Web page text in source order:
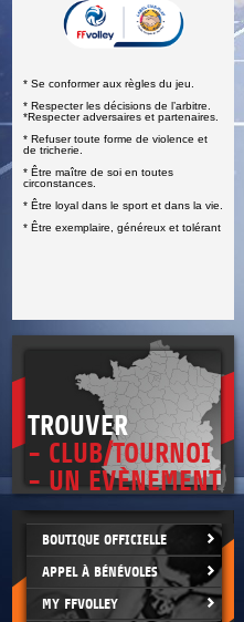
* Se conformer aux règles du jeu.
* Respecter les décisions de l’arbitre.
*Respecter adversaires et partenaires.
* Refuser toute forme de violence et
de tricherie.
* Être maître de soi en toutes
circonstances.
* Être loyal dans le sport et dans la vie.
* Être exemplaire, généreux et tolérant
TROUVER
- CLUB/TOURNOI
- UN EVÈNEMENT
BOUTIQUE OFFICIELLE
APPEL À BÉNÉVOLES
MY FFVOLLEY